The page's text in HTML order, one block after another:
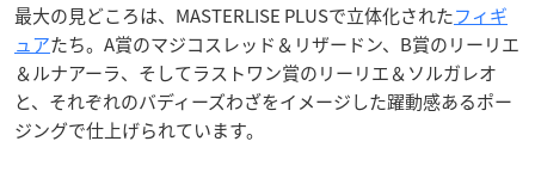
最大の見どころは、MASTERLISE PLUSで立体化されたフィギ
ュアたち。A賞のマジコスレッド＆リザードン、B賞のリーリエ
＆ルナアーラ、そしてラストワン賞のリーリエ＆ソルガレオ
と、それぞれのバディーズわざをイメージした躍動感あるポー
ジングで仕上げられています。